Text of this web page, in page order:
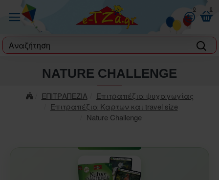
0 0
label
ΕΠΙΤΡΑΠΕΖΙΑ
Επιτραπέζια ψυχαγωγίας
Επιτραπέζια Καρτων και travel size
Nature Challenge
NATURE CHALLENGE